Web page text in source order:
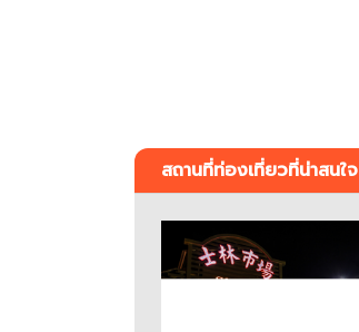
สถานที่ท่องเที่ยวที่น่าสนใจ